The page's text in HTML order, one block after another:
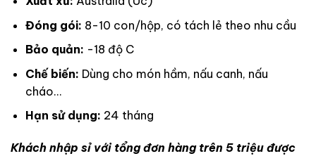
Đóng gói: 8-10 con/hộp, có tách lẻ theo nhu cầu
Bảo quản: -18 độ C
Chế biến: Dùng cho món hầm, nấu canh, nấu
cháo…
Hạn sử dụng: 24 tháng
Khách nhập sỉ với tổng đơn hàng trên 5 triệu được